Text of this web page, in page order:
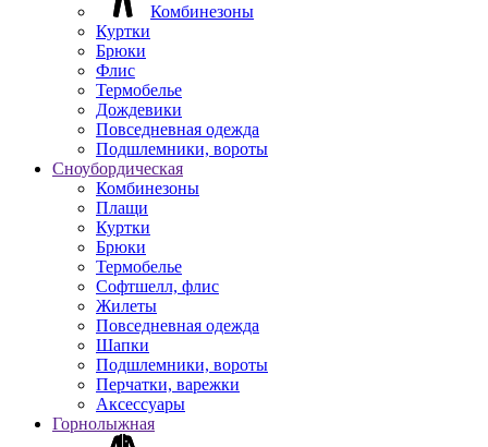
Комбинезоны
Куртки
Брюки
Флис
Термобелье
Дождевики
Повседневная одежда
Подшлемники, вороты
Сноубордическая
Комбинезоны
Плащи
Куртки
Брюки
Термобелье
Софтшелл, флис
Жилеты
Повседневная одежда
Шапки
Подшлемники, вороты
Перчатки, варежки
Аксессуары
Горнолыжная